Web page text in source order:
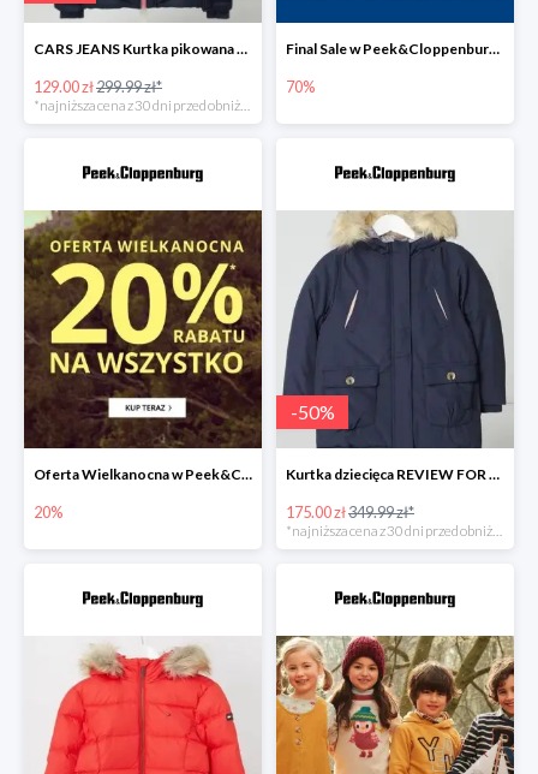
CARS JEANS Kurtka pikowana z watowaniem -50%
129.00 zł299.99 zł*
Final Sale w Peek&Cloppenburg do -70%
70%
Oferta Wielkanocna w Peek&Cloppenburg do -20%
20%
-50%
Kurtka dziecięca REVIEW FOR KIDS -49%
175.00 zł349.99 zł*
*najniższa cena z 30 dni przed obniżką